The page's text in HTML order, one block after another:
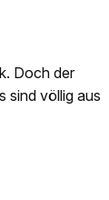
Doch der
sind völlig aus